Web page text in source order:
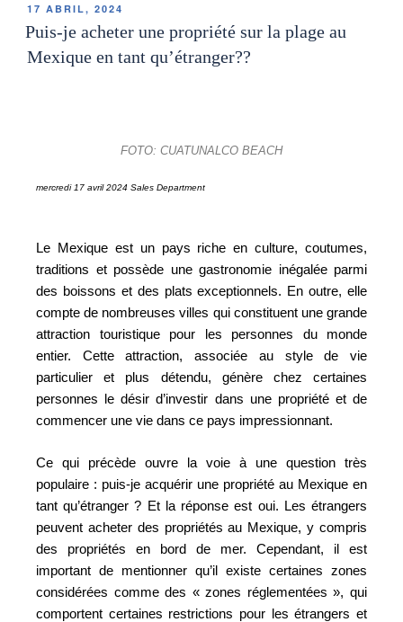
17 ABRIL, 2024
Puis-je acheter une propriété sur la plage au
Mexique en tant qu’étranger??
FOTO: CUATUNALCO BEACH
mercredi 17 avril 2024 Sales Department
Le Mexique est un pays riche en culture, coutumes,
traditions et possède une gastronomie inégalée parmi
des boissons et des plats exceptionnels. En outre, elle
compte de nombreuses villes qui constituent une grande
attraction touristique pour les personnes du monde
entier. Cette attraction, associée au style de vie
particulier et plus détendu, génère chez certaines
personnes le désir d’investir dans une propriété et de
commencer une vie dans ce pays impressionnant.
Ce qui précède ouvre la voie à une question très
populaire : puis-je acquérir une propriété au Mexique en
tant qu’étranger ? Et la réponse est oui. Les étrangers
peuvent acheter des propriétés au Mexique, y compris
des propriétés en bord de mer. Cependant, il est
important de mentionner qu’il existe certaines zones
considérées comme des « zones réglementées », qui
comportent certaines restrictions pour les étrangers et